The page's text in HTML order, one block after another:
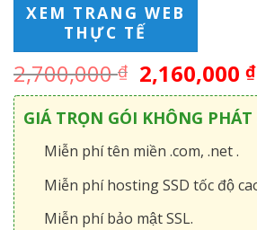
XEM TRANG WEB
THỰC TẾ
2,700,000₫ 2,160,000₫
GIÁ TRỌN GÓI KHÔNG
Miễn phí tên miền .com, .net .
Miễn phí hosting SSD tốc độ
Miễn phí bảo mật SSL.